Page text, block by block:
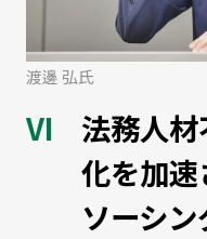
渡邊 弘氏
法務人
化を加
ソーシ